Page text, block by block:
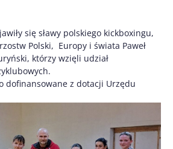
się sławy polskiego kickboxingu,
Polski, Europy i świata Paweł
którzy wzięli udział
dofinansowane z dotacji Urzędu